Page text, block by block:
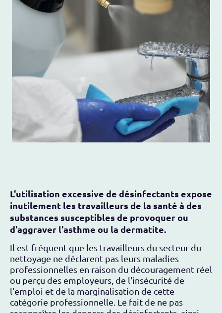
L'utilisation excessive de désinfectants expose
inutilement les travailleurs de la santé à des
substances susceptibles de provoquer ou
d'aggraver l'asthme ou la dermatite.
Il est fréquent que les travailleurs du secteur du
nettoyage ne déclarent pas leurs maladies
professionnelles en raison du découragement réel
ou perçu des employeurs, de l'insécurité de
l'emploi et de la marginalisation de cette
catégorie professionnelle. Le fait de ne pas